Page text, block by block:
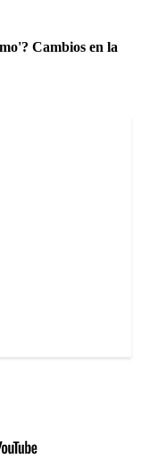
Cambios en la
youtube-